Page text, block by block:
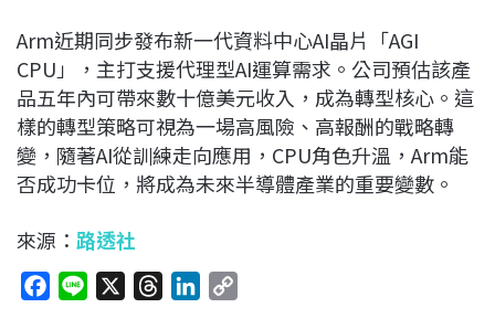
Arm近期同步發布新一代資料中心AI晶片「AGI
CPU」，主打支援代理型AI運算需求。公司預估該產
品五年內可帶來數十億美元收入，成為轉型核心。這
樣的轉型策略可視為一場高風險、高報酬的戰略轉
變，隨著AI從訓練走向應用，CPU角色升溫，Arm能
否成功卡位，將成為未來半導體產業的重要變數。
來源： 路透社